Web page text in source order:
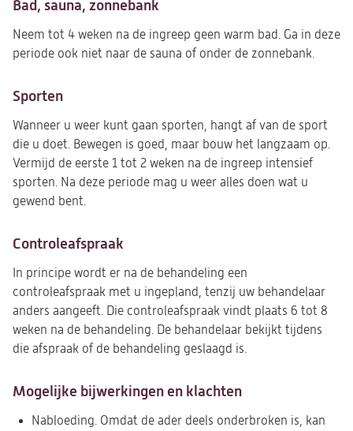
Bad, sauna, zonnebank
Neem tot 4 weken na de ingreep geen warm bad. Ga in deze
periode ook niet naar de sauna of onder de zonnebank.
Sporten
Wanneer u weer kunt gaan sporten, hangt af van de sport
die u doet. Bewegen is goed, maar bouw het langzaam op.
Vermijd de eerste 1 tot 2 weken na de ingreep intensief
sporten. Na deze periode mag u weer alles doen wat u
gewend bent.
Controleafspraak
In principe wordt er na de behandeling een
controleafspraak met u ingepland, tenzij uw behandelaar
anders aangeeft. Die controleafspraak vindt plaats 6 tot 8
weken na de behandeling. De behandelaar bekijkt tijdens
die afspraak of de behandeling geslaagd is.
Mogelijke bijwerkingen en klachten
Nabloeding. Omdat de ader deels onderbroken is, kan